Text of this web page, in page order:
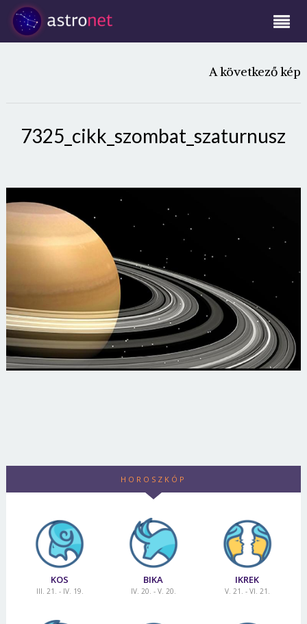
A következő kép
7325_cikk_szombat_szaturnusz
HOROSZKÓP
KOS
III. 21. - IV. 19.
BIKA
IV. 20. - V. 20.
IKREK
V. 21. - VI. 21.